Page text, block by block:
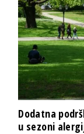
Dodatna
u sezoni